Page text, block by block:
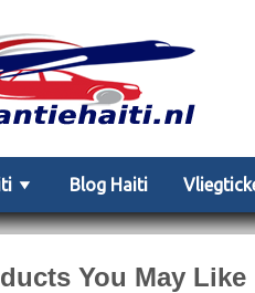
Blog Haiti
You May Like